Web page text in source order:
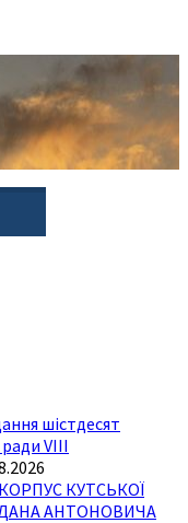
шістдесят
ради VIII
КУТСЬКОЇ
АНТОНОВИЧА